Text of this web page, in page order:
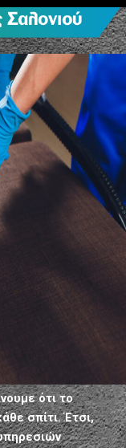
ότι το
σπίτι. Έτσι,